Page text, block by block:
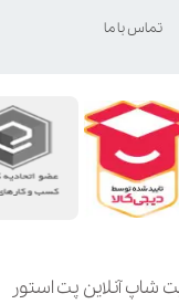
شاپ آنلاین پت استور
تماس با ما